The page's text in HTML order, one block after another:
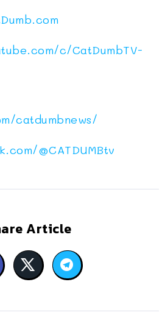
c/CatDumbTV-
catdumbnews/
@CATDUMBtv
Article